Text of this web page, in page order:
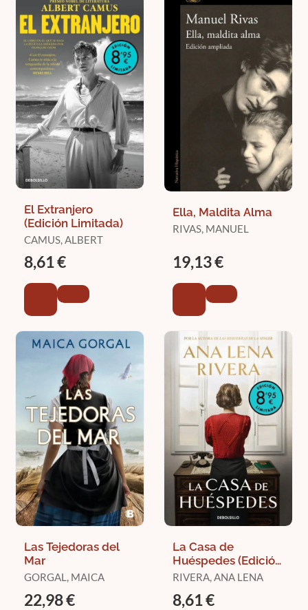
El Extranjero
(Edición Limitada)
CAMUS, ALBERT
8,61 €
Ella, Maldita Alma
RIVAS, MANUEL
19,13 €
Las Tejedoras del
Mar
GORGAL, MAICA
22,98 €
La Casa de
Huéspedes (Edición
Limitada)
RIVERA, ANA LENA
8,61 €